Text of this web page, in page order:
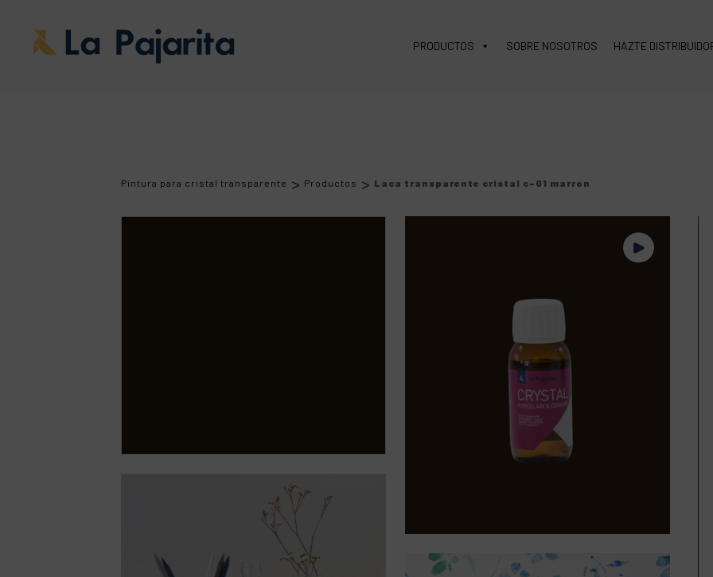
PRODUCTOS SOBRE NOSOTROS HAZTE
Pintura para cristal transparente > Productos > Laca transparente cristal c-01 marron